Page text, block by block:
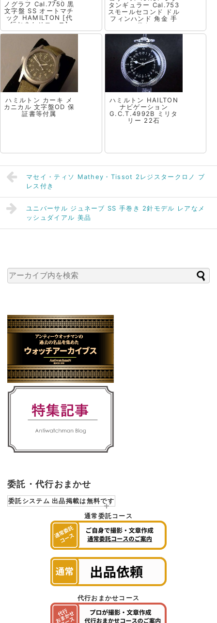
ノグラフ Cal.7750 黒
文字盤 SS オートマチ
ック HAMILTON [代
行おまかせコース]
タンギュラー Cal.753
スモールセコンド ドル
フィンハンド 角金 手
巻き
ハミルトン カーキ メ
カニカル 文字盤OD 保
証書等付属
ハミルトン HAILTON
ナビゲーション
G.C.T.4992B ミリタ
リー 22石
マセイ・ティソ Mathey・Tissot 2レジスタークロノ ブ
レス付き
ユニバーサル ジュネーブ SS 手巻き 2針モデル レアなメ
ッシュダイアル 美品
委託・代行おまかせ
委託システム 出品掲載は無料です
通常委託コース
代行おまかせコース